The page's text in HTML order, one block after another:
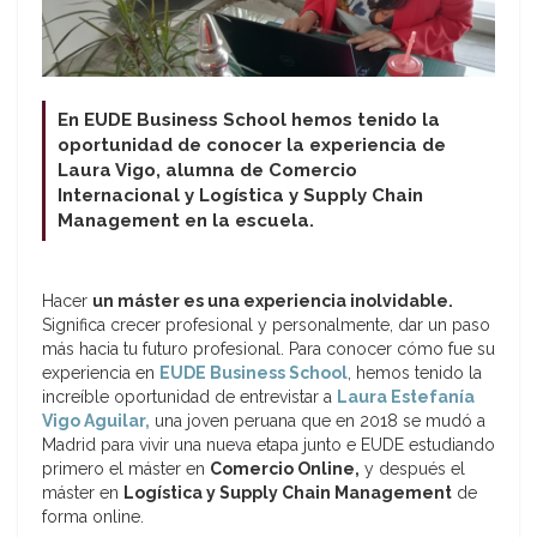
En EUDE Business School hemos tenido la
oportunidad de conocer la experiencia de
Laura Vigo, alumna de Comercio
Internacional y Logística y Supply Chain
Management en la escuela.
Hacer un máster es una experiencia inolvidable.
Significa crecer profesional y personalmente, dar un paso
más hacia tu futuro profesional. Para conocer cómo fue su
experiencia en EUDE Business School, hemos tenido la
increíble oportunidad de entrevistar a Laura Estefanía
Vigo Aguilar, una joven peruana que en 2018 se mudó a
Madrid para vivir una nueva etapa junto e EUDE estudiando
primero el máster en Comercio Online, y después el
máster en Logística y Supply Chain Management de
forma online.